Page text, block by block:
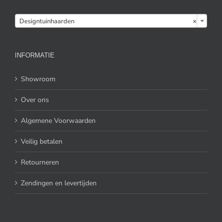
×
Designtuinhaarden
INFORMATIE
Showroom
Over ons
Algemene Voorwaarden
Veilig betalen
Retourneren
Zendingen en levertijden